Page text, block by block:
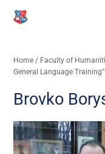
Home / Faculty of
General Language Training”
Brovko